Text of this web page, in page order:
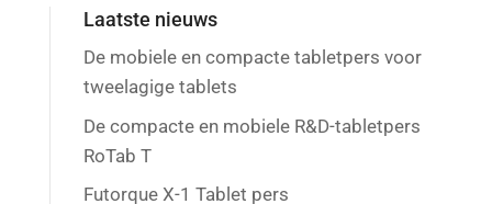
Laatste nieuws
De mobiele en compacte tabletpers voor
tweelagige tablets
De compacte en mobiele R&D-tabletpers
RoTab T
Futorque X-1 Tablet pers